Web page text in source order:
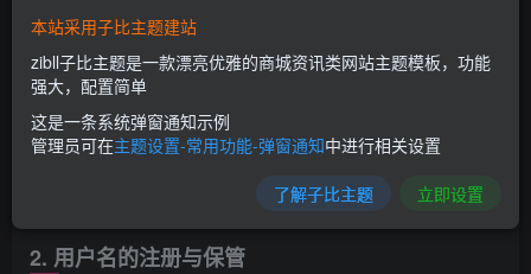
1. 定义
1.1 用户名：指您通过注册用以登录本网站会员服务区的
符号，亦称为“账号”。
2. 用户名的注册与保管
本站采用子比主题建站
zibll子比主题是一款漂亮优雅的商城资讯类网站主题模板，功能
强大，配置简单
这是一条系统弹窗通知示例
管理员可在主题设置-常用功能-弹窗通知中进行相关设置
了解子比主题 立即设置